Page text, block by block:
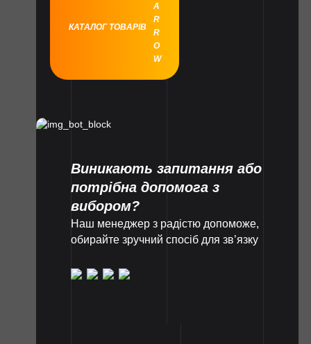
КАТАЛОГ ТОВАРІВ
Виникають запитання або
потрібна допомога з
вибором?
Наш менеджер з радістю допоможе,
обирайте зручний спосіб для зв’язку